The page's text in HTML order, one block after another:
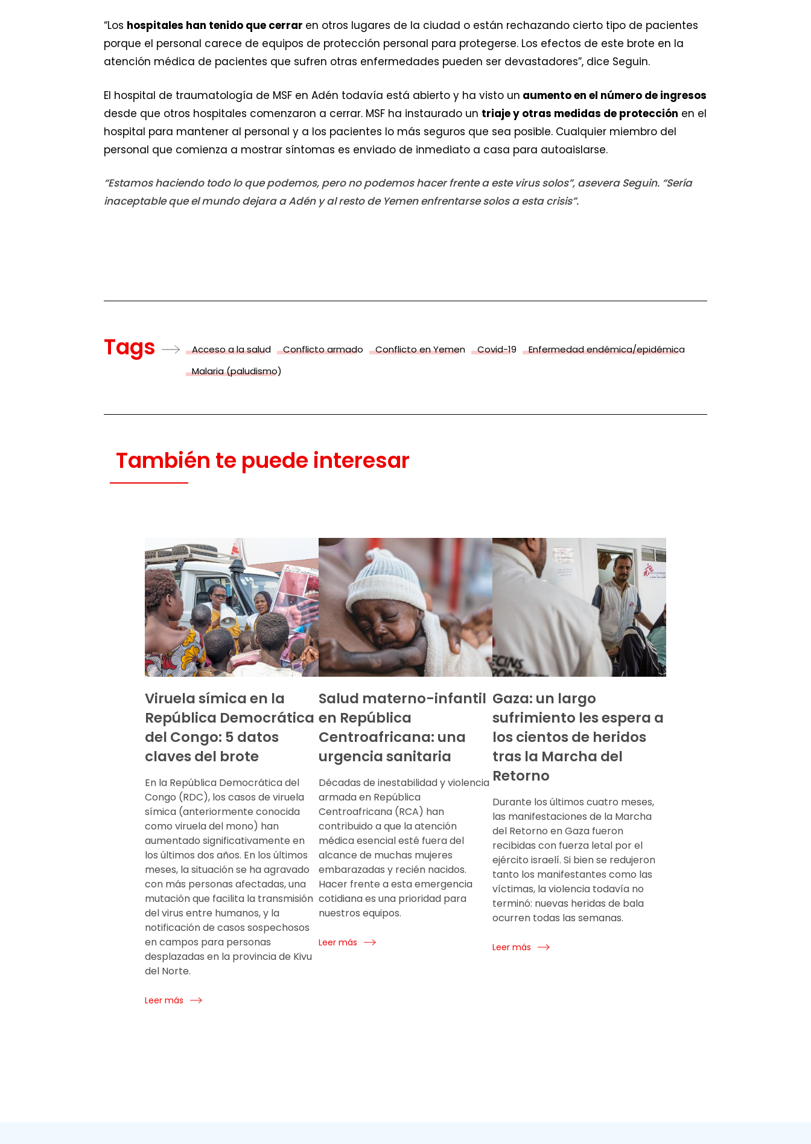
“Los hospitales han tenido que cerrar en otros lugares de la ciudad o están rechazando cierto tipo de pacientes
porque el personal carece de equipos de protección personal para protegerse. Los efectos de este brote en la
atención médica de pacientes que sufren otras enfermedades pueden ser devastadores”, dice Seguin.
El hospital de traumatología de MSF en Adén todavía está abierto y ha visto un aumento en el número de ingresos
desde que otros hospitales comenzaron a cerrar. MSF ha instaurado un triaje y otras medidas de protección en el
hospital para mantener al personal y a los pacientes lo más seguros que sea posible. Cualquier miembro del
personal que comienza a mostrar síntomas es enviado de inmediato a casa para autoaislarse.
“Estamos haciendo todo lo que podemos, pero no podemos hacer frente a este virus solos”, asevera Seguin. “Sería
inaceptable que el mundo dejara a Adén y al resto de Yemen enfrentarse solos a esta crisis”.
Tags Acceso a la salud Conflicto armado Conflicto en Yemen Covid-19
Enfermedad endémica/epidémica
Malaria (paludismo)
También te puede interesar
Viruela símica en la
República Democrática
del Congo: 5 datos
claves del brote
En la República Democrática del
Congo (RDC), los casos de viruela
símica (anteriormente conocida
como viruela del mono) han
aumentado significativamente en
los últimos dos años. En los últimos
meses, la situación se ha agravado
con más personas afectadas, una
mutación que facilita la transmisión
del virus entre humanos, y la
notificación de casos sospechosos
en campos para personas
desplazadas en la provincia de Kivu
del Norte.
Leer más
Salud materno-infantil
en República
Centroafricana: una
urgencia sanitaria
Décadas de inestabilidad y violencia
armada en República
Centroafricana (RCA) han
contribuido a que la atención
médica esencial esté fuera del
alcance de muchas mujeres
embarazadas y recién nacidos.
Hacer frente a esta emergencia
cotidiana es una prioridad para
nuestros equipos.
Leer más
Gaza: un largo
sufrimiento les espera a
los cientos de heridos
tras la Marcha del
Retorno
Durante los últimos cuatro meses,
las manifestaciones de la Marcha
del Retorno en Gaza fueron
recibidas con fuerza letal por el
ejército israelí. Si bien se redujeron
tanto los manifestantes como las
víctimas, la violencia todavía no
terminó: nuevas heridas de bala
ocurren todas las semanas.
Leer más